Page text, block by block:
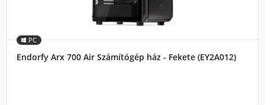
PC
Endorfy Arx 700 Air Számítógép ház - Fekete (EY2A012)